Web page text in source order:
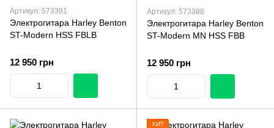
Артикул: 573391
Электрогитара Harley Benton
ST-Modern HSS FBLB
12 950 грн
Артикул: 573388
Электрогитара Harley Benton
ST-Modern MN HSS FBB
12 950 грн
ХИТ